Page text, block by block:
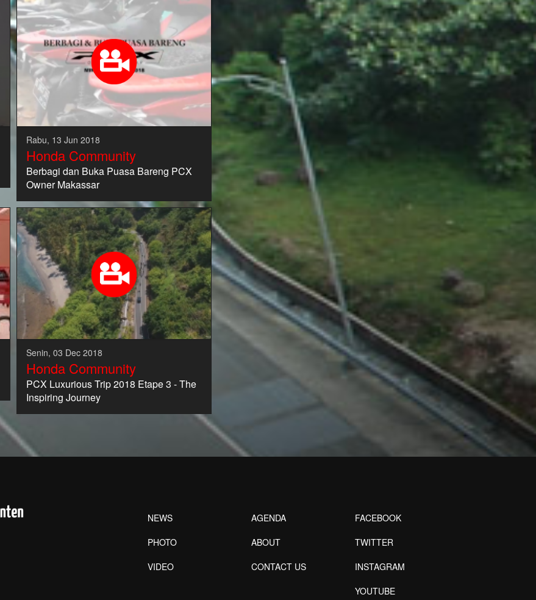
Rabu, 13 Jun 2018
Honda Community
Berbagi dan Buka Puasa Bareng PCX
Owner Makassar
Senin, 03 Dec 2018
Honda Community
PCX Luxurious Trip 2018 Etape 3 - The
Inspiring Journey
NEWS
PHOTO
VIDEO
AGENDA
ABOUT
CONTACT US
FACEBOOK
TWITTER
INSTAGRAM
YOUTUBE